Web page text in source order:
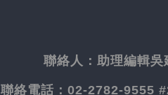
聯絡人： 助理編輯
聯絡電話： 02-2782-9555